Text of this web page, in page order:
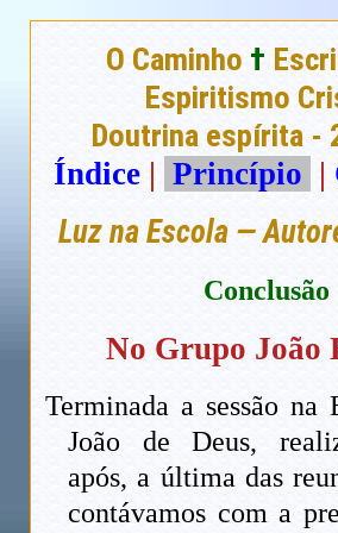
O Caminho †
Espiritismo
Doutrina espírita -
Índice | Princípio |
Luz na Escola —
Conclusão
No Grupo João
Terminada a sessão na
João de Deus,
após, a última das
contávamos com a